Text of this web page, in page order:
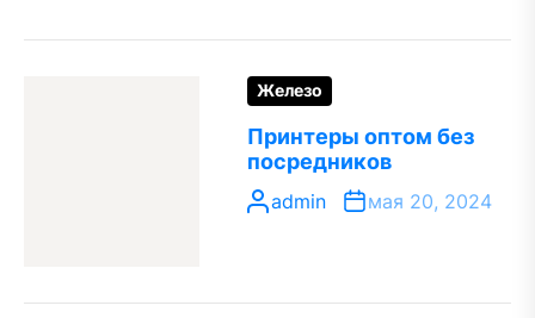
Железо
Принтеры оптом без
посредников
admin мая 20, 2024